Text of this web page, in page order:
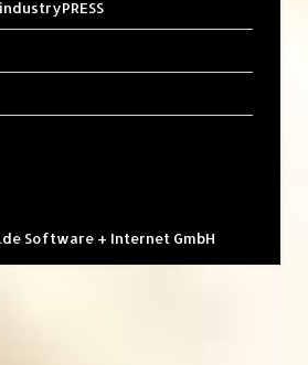
Software + Internet GmbH